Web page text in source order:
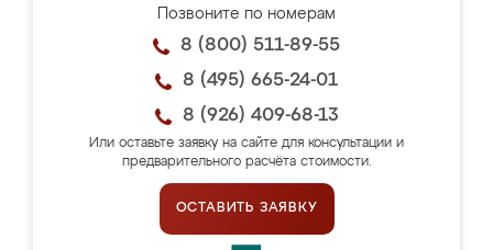
Позвоните по номерам
8 (800) 511-89-55
8 (495) 665-24-01
8 (926) 409-68-13
Или оставьте заявку на сайте для консультации и
предварительного расчёта стоимости.
ОСТАВИТЬ ЗАЯВКУ